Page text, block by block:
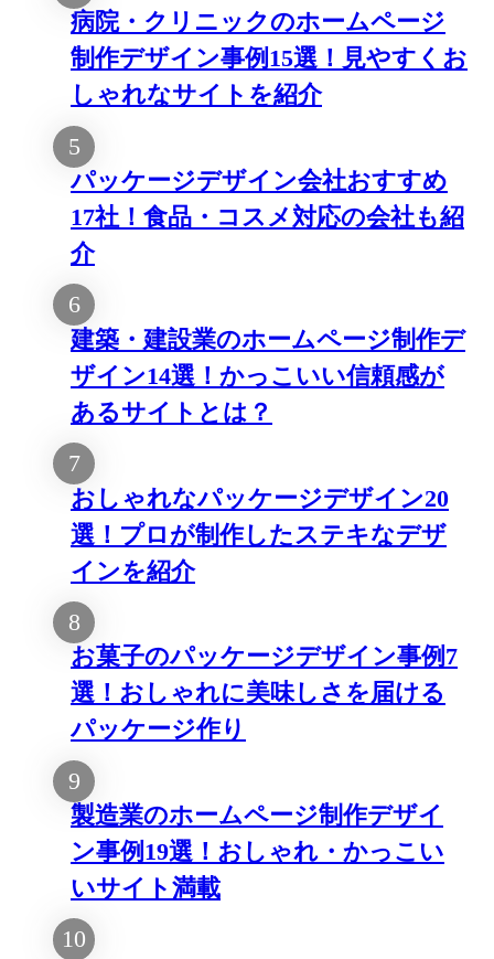
になるケース
病院・クリニックのホームページ
制作デザイン事例15選！見やすくお
しゃれなサイトを紹介
パッケージデザイン会社おすすめ
17社！食品・コスメ対応の会社も紹
介
建築・建設業のホームページ制作デ
ザイン14選！かっこいい信頼感が
あるサイトとは？
おしゃれなパッケージデザイン20
選！プロが制作したステキなデザ
インを紹介
お菓子のパッケージデザイン事例7
選！おしゃれに美味しさを届ける
パッケージ作り
製造業のホームページ制作デザイ
ン事例19選！おしゃれ・かっこい
いサイト満載